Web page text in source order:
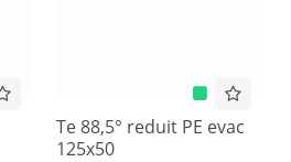
Te 88,5° reduit PE evac
125x50